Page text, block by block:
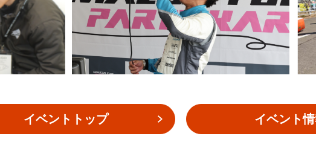
イベントトップ イベント